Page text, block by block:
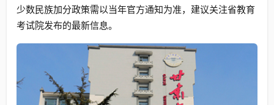
少数民族加分政策需以当年官方通知为准，建议关注省教育
考试院发布的最新信息。